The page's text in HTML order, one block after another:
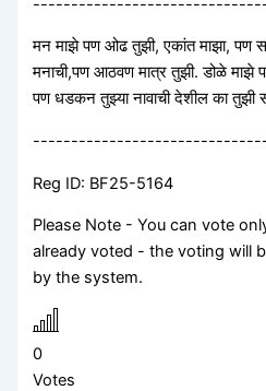
मन माझे पण ओढ तुझी, एकांत माझा, पण
मनाची,पण आठवण मात्र तुझी. डोळे माझे
पण धडकन तुझ्या नावाची देशील का तुझी
Reg ID: BF25-5164
Please Note - You can vote
already voted - the voting will
by the system.
0
Votes